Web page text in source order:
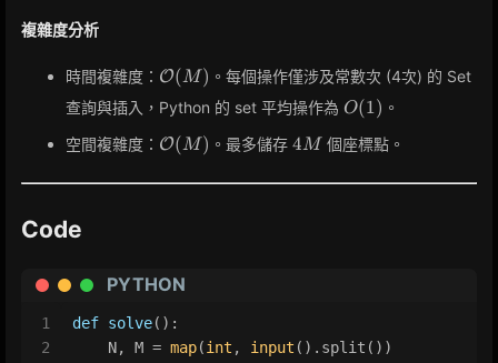
複雜度分析
時間複雜度： \mathcal{O}
O(M) 。每個操作僅涉及常數次 (4次) 的 Set
查詢與插入，Python 的 set 平均操作為 O(1)
O(1) 。
空間複雜度： \mathcal{O}
(M)
O(M) 。最多儲存4M
4M 個座標點。
Code
PYTHON
1
2
def solve():
    N, M =
map(int , input ().split())